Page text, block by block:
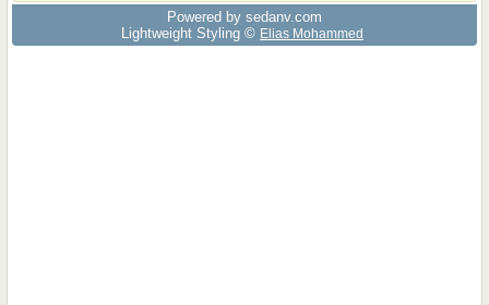
Powered by sedany.com
Lightweight Styling © Elias Mohammed